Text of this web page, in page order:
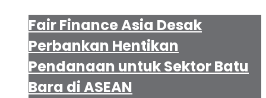
Fair Finance Asia Desak
Perbankan Hentikan
Pendanaan untuk Sektor Batu
Bara di ASEAN